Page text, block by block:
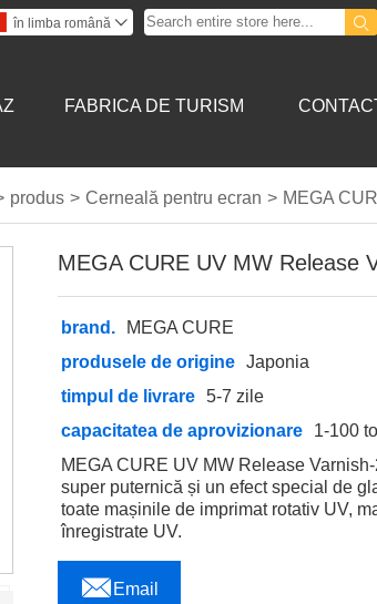

în limba română 
FABRICA DE TURISM
produs > Cerneală pentru ecran > MEGA
MEGA CURE UV MW Release
brand.
MEGA CURE
produsele de origine
Japonia
timpul de livrare
5-7 zile
capacitatea de aprovizionare
1-100
MEGA CURE UV MW Release
super puternică și un efect special de
toate mașinile de imprimat rotativ UV,
înregistrate UV.
 Email